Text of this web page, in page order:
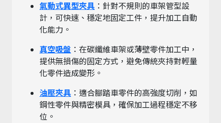
氣動式異型夾具 ：針對不規則的車架管型設
計，可快速、穩定地固定工件，提升加工自動
化能力。
真空吸盤 ：在碳纖維車架或薄壁零件加工中，
提供無損傷的固定方式，避免傳統夾持對輕量
化零件造成變形。
油壓夾具 ：適合腳踏車零件的高強度切削，如
鋼性零件與精密模具，確保加工過程穩定不移
位。